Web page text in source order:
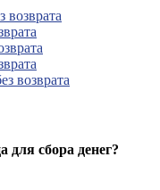
возврата
возврата
сбора денег?